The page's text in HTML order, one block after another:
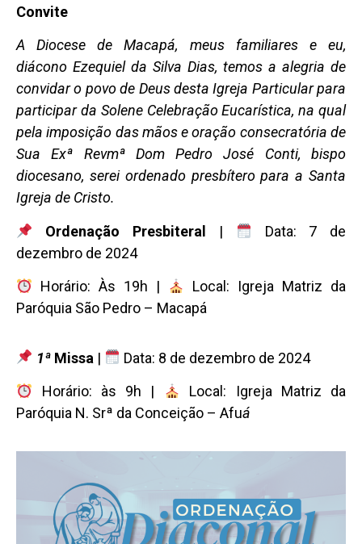
Convite
A Diocese de Macapá, meus familiares e eu,
diácono Ezequiel da Silva Dias, temos a alegria de
convidar o povo de Deus desta Igreja Particular para
participar da Solene Celebração Eucarística, na qual
pela imposição das mãos e oração consecratória de
Sua Exª Revmª Dom Pedro José Conti, bispo
diocesano, serei ordenado presbítero para a Santa
Igreja de Cristo.
Ordenação Presbiteral |
Data: 7 de
dezembro de 2024
Horário: Às 19h |
Local: Igreja Matriz da
Paróquia São Pedro – Macapá
1ª Missa |
Data: 8 de dezembro de 2024
Horário: às 9h |
Local: Igreja Matriz da
Paróquia N. Srª da Conceição – Afuá